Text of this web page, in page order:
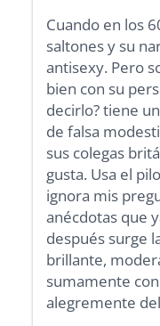
Cuando en los
saltones y su
antisexy. Pero
bien con su
decirlo? tiene
de falsa
sus colegas
gusta. Usa el
ignora mis
anécdotas que
después surge
brillante,
sumamente
alegremente